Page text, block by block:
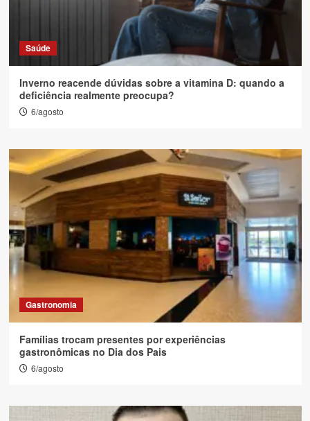
Saúde
Inverno reacende dúvidas sobre a vitamina D: quando a
deficiência realmente preocupa?
6/agosto
Gastronomia
Famílias trocam presentes por experiências
gastronômicas no Dia dos Pais
6/agosto